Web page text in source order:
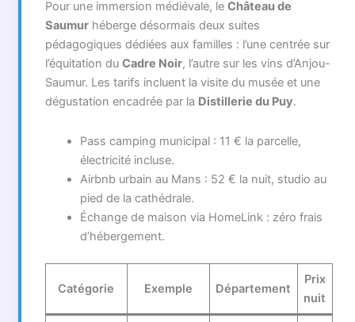
Pour une immersion médiévale, le Château de
Saumurhéberge désormais deux suites
pédagogiques dédiées aux familles : l’une centrée sur
l’équitation du Cadre Noir, l’autre sur les vins d’Anjou-
Saumur. Les tarifs incluent la visite du musée et une
dégustation encadrée par la Distillerie du Puy.
Pass camping municipal : 11 € la parcelle,
électricité incluse.
Airbnb urbain au Mans : 52 € la nuit, studio au
pied de la cathédrale.
Échange de maison via HomeLink : zéro frais
d’hébergement.
Catégorie Exemple Département
Prix
nuit